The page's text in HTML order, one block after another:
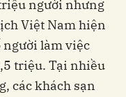
người nhưng
Việt Nam hiện
người làm việc
triệu. Tại nhiều
các khách sạn